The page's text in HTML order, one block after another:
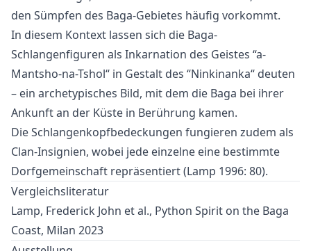
den Sümpfen des Baga-Gebietes häufig vorkommt.
In diesem Kontext lassen sich die Baga-
Schlangenfiguren als Inkarnation des Geistes “a-
Mantsho-na-Tshol“ in Gestalt des “Ninkinanka“ deuten
– ein archetypisches Bild, mit dem die Baga bei ihrer
Ankunft an der Küste in Berührung kamen.
Die Schlangenkopfbedeckungen fungieren zudem als
Clan-Insignien, wobei jede einzelne eine bestimmte
Dorfgemeinschaft repräsentiert (Lamp 1996: 80).
Vergleichsliteratur
Lamp, Frederick John et al., Python Spirit on the Baga
Coast, Milan 2023